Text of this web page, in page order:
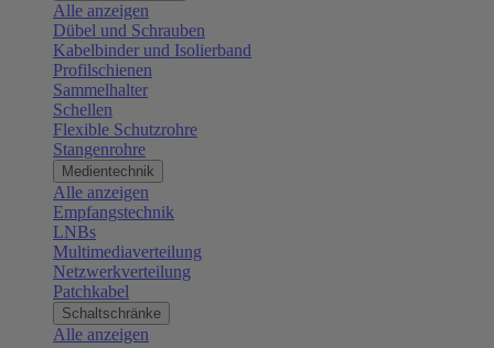
Alle anzeigen
Dübel und Schrauben
Kabelbinder und Isolierband
Profilschienen
Sammelhalter
Schellen
Flexible Schutzrohre
Stangenrohre
Medientechnik
Alle anzeigen
Empfangstechnik
LNBs
Multimediaverteilung
Netzwerkverteilung
Patchkabel
Schaltschränke
Alle anzeigen